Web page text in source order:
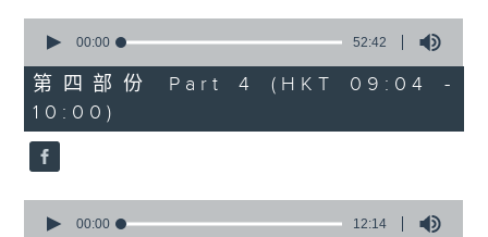
seconds
52
minutes,
42
seconds
00:00 52:42
第四部份 Part 4 (HKT 09:04 -
10:00)
seconds
00:00 12:14